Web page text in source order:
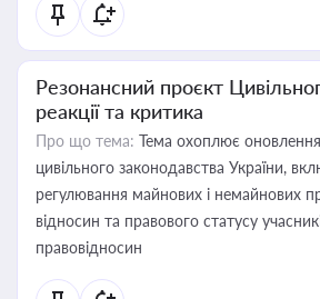
Резонансний проєкт
реакції та критика
Про що тема: Тема охоплює
цивільного законодавства України,
регулювання майнових і немайнових
відносин та правового статусу
правовідносин